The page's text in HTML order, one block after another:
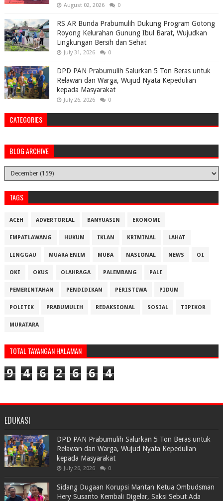
August 02, 2026 0
RS AR Bunda Prabumulih Dukung Program Gotong
Royong Kelurahan Gunung Ibul Barat, Wujudkan
Lingkungan Bersih dan Sehat
July 31, 2026 0
DPD PAN Prabumulih Salurkan 5 Ton Beras untuk
Relawan dan Warga, Wujud Nyata Kepedulian
kepada Masyarakat
July 26, 2026 0
CATEGORIES
BLOG ARCHIVE
TAGS
ACEH ADVERTORIAL BANYUASIN EKONOMI
EMPATLAWANG HUKUM IKLAN KRIMINAL LAHAT
LINGGAU MUARA ENIM MUBA NASIONAL NEWS OI
OKI OKUS OLAHRAGA PALEMBANG PALI
PEMERINTAHAN PENDIDIKAN PERISTIWA PIDUM
POLITIK PRABUMULIH REDAKSIONAL SOSIAL TIPIKOR
MURATARA
TOTAL TAYANGAN HALAMAN
9 4 6 2 6 6 4
EDUKASI
DPD PAN Prabumulih Salurkan 5 Ton Beras untuk
Relawan dan Warga, Wujud Nyata Kepedulian
kepada Masyarakat
July 26, 2026 0
Sidang Dugaan Korupsi Mantan Ketua Ombudsman
Hery Susanto Kembali Digelar, Saksi Sebut Ada